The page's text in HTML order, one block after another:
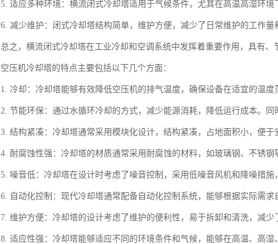
5. 适应多种环境：横流闭式冷却塔适用于气候条件，尤其在高温高湿环
6. 减少维护：闭式冷却塔结构简单，维护方便，减少了日常维护的工作量
总之，横流闭式冷却塔在工业冷却和空调系统中发挥着重要作用，具有、
空压机冷却塔的特点主要包括以下几个方面：
1. 冷却：冷却塔能够有效降低空压机的排气温度，确保设备在适宜的温度
2. 节能环保：通过水循环冷却的方式，减少能源消耗，降低运行成本。同
3. 结构紧凑：冷却塔通常采用模块化设计，结构紧凑，占地面积小，便于
4. 耐腐蚀性强：冷却塔的材质通常采用耐腐蚀的材料，如玻璃钢、不锈钢
5. 噪音低：冷却塔在设计时考虑了噪音控制，采用低噪音风机和降噪措施
6. 自动化控制：现代冷却塔通常配备自动化控制系统，能够根据实际需求
7. 维护方便：冷却塔的设计考虑了维护的便利性，易于拆卸和清洗，减少
8. 适应性强：冷却塔能够适应不同的环境条件和气候，能够在高温、高湿